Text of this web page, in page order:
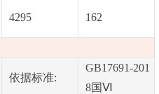
4295 162
依据标准:
GB17691-201
8国Ⅵ